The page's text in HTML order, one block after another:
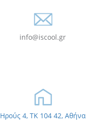
info@iscool.gr
Ηρούς 4, TK 104 42, Αθήνα